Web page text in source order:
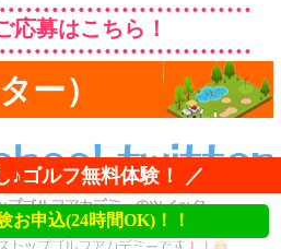
応募はこちら！
ー）
♪ゴルフ無料体験！ ／
お申込(24時間OK)！！